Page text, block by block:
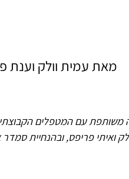
מאת עמית וולק וענת
עם המטפלים
ואיתי פריפס, ובהנחיית סמדר